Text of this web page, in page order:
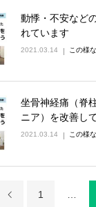
動悸・不安など
れています
2021.03.14 この様
坐骨神経痛（脊
ニア）を改善し
2021.03.14 この様
1